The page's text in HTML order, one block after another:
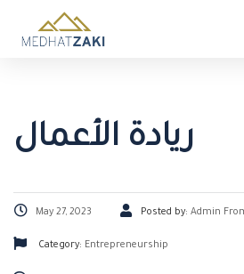
ريادة الأعمال
May 27, 2023 Posted by: Admin
Category: Entrepreneurship